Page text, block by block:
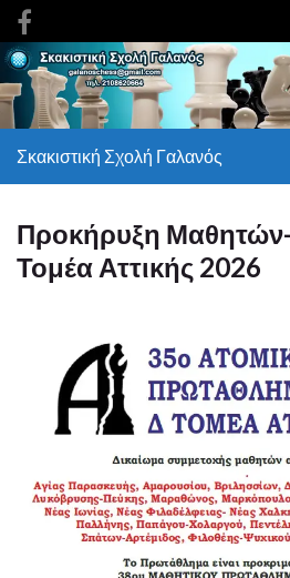
Σκακιστική Σχολή Γαλανός
Προκήρυξη
Τομέα Αττικής 2026